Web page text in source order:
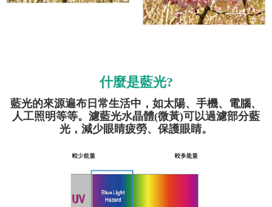
什麼是藍光?
藍光的來源遍布日常生活中，如太陽、手機、電腦、
人工照明等等。濾藍光水晶體(微黃)可以過濾部分藍
光，減少眼睛疲勞、保護眼睛。